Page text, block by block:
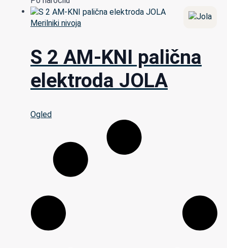
Merilniki nivoja
S 2 AM-KNI palična
elektroda JOLA
Ogled